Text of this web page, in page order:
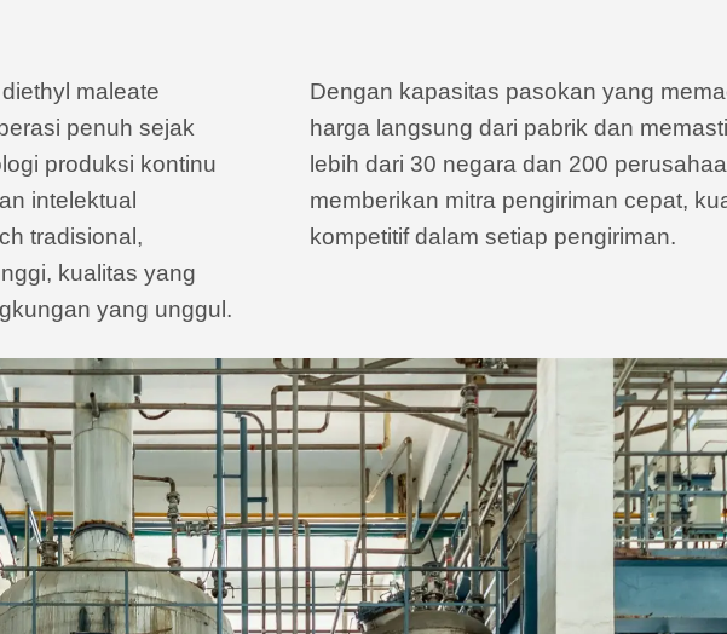
maleate
penuh sejak
produksi kontinu
intelektual
tradisional,
kualitas yang
yang unggul.
Dengan kapasitas pasokan yang
harga langsung dari pabrik dan
lebih dari 30 negara dan 200
memberikan mitra pengiriman cepat,
kompetitif dalam setiap pengiriman.